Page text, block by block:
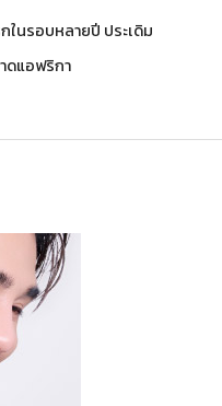
ในรอบหลายปี ประเดิม
ดแอฟริกา